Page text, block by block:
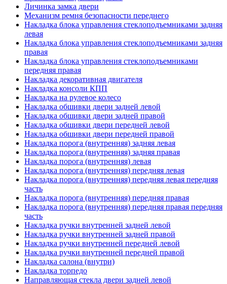
Личинка замка двери
Механизм ремня безопасности переднего
Накладка блока управления стеклоподъемниками задняя
левая
Накладка блока управления стеклоподъемниками задняя
правая
Накладка блока управления стеклоподъемниками
передняя правая
Накладка декоративная двигателя
Накладка консоли КПП
Накладка на рулевое колесо
Накладка обшивки двери задней левой
Накладка обшивки двери задней правой
Накладка обшивки двери передней левой
Накладка обшивки двери передней правой
Накладка порога (внутренняя) задняя левая
Накладка порога (внутренняя) задняя правая
Накладка порога (внутренняя) левая
Накладка порога (внутренняя) передняя левая
Накладка порога (внутренняя) передняя левая передняя
часть
Накладка порога (внутренняя) передняя правая
Накладка порога (внутренняя) передняя правая передняя
часть
Накладка ручки внутренней задней левой
Накладка ручки внутренней задней правой
Накладка ручки внутренней передней левой
Накладка ручки внутренней передней правой
Накладка салона (внутри)
Накладка торпедо
Направляющая стекла двери задней левой